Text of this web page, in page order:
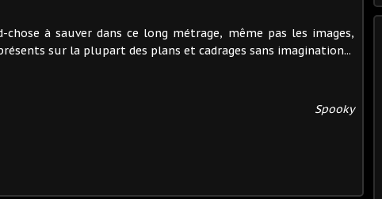
chose à sauver dans ce long métrage, même pas les images,
sur la plupart des plans et cadrages sans imagination...
Spooky